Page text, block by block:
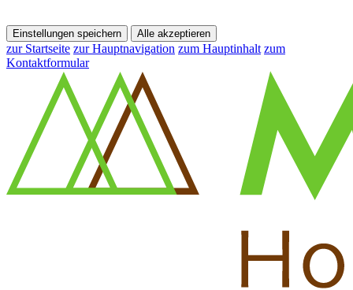
Einstellungen speichern Alle akzeptieren
zur Startseite zur Hauptnavigation zum Hauptinhalt zum
Kontaktformular